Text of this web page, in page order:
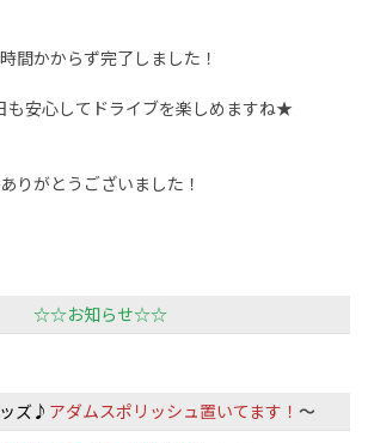
間かからず完了しました！
も安心してドライブを楽しめますね★
ありがとうございました！
☆☆お知らせ☆☆
ズ♪ アダムスポリッシュ置いてます！ ～